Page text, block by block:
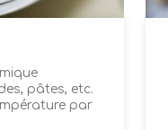
pâtes, etc.
par